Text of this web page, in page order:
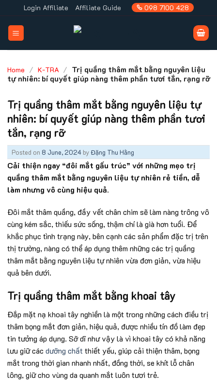
to
content
Login Affiliate Affiliate Guide 098 7100 428
Home / K-TRA / Trị quầng thâm mắt bằng nguyên liệu
tự nhiên: bí quyết giúp nàng thêm phần tươi tắn, rạng rỡ
Trị quầng thâm mắt bằng nguyên liệu tự
nhiên: bí quyết giúp nàng thêm phần tươi
tắn, rạng rỡ
Posted on 8 June, 2024 byĐặng Thu Hằng
Cải thiện ngay “đôi mắt gấu trúc” với những mẹo trị
quầng thâm mắt bằng nguyên liệu tự nhiên rẻ tiền, dễ
làm nhưng vô cùng hiệu quả.
Đôi mắt thâm quầng, đầy vết chân chim sẽ làm nàng trông vô
cùng kém sắc, thiếu sức sống, thậm chí là già hơn tuổi. Để
khắc phục tình trạng này, bên cạnh các sản phẩm đặc trị trên
thị trường, nàng có thể áp dụng thêm những các trị quầng
thâm mắt bằng nguyên liệu tự nhiên vừa đơn giản, vừa hiệu
quả bên dưới.
Trị quầng thâm mắt bằng khoai tây
Đắp mặt nạ khoai tây nghiền là một trong những cách điều trị
thâm bọng mắt đơn giản, hiệu quả, được nhiều tín đồ làm đẹp
tin tưởng áp dụng. Sỡ dĩ như vậy là vì khoai tây có khả năng
lưu giữ các dưỡng chấtthiết yếu, giúp cải thiện thâm, bọng
mắt trong thời gian nhanh nhất, đồng thời, se khít lỗ chân
lông, giữ cho vùng da quanh mắt luôn tươi trẻ.